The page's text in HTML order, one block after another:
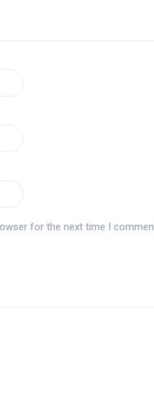
for the next time I